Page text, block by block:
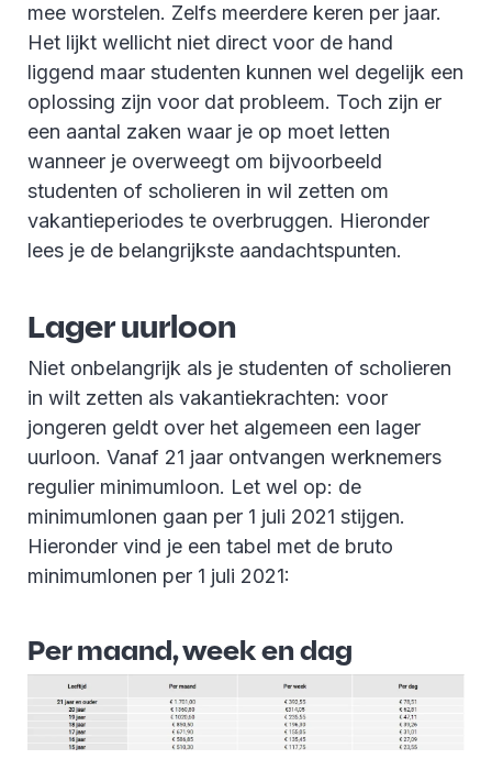
mee worstelen. Zelfs meerdere keren per jaar.
Het lijkt wellicht niet direct voor de hand
liggend maar studenten kunnen wel degelijk een
oplossing zijn voor dat probleem. Toch zijn er
een aantal zaken waar je op moet letten
wanneer je overweegt om bijvoorbeeld
studenten of scholieren in wil zetten om
vakantieperiodes te overbruggen. Hieronder
lees je de belangrijkste aandachtspunten.
Lager uurloon
Niet onbelangrijk als je studenten of scholieren
in wilt zetten als vakantiekrachten: voor
jongeren geldt over het algemeen een lager
uurloon. Vanaf 21 jaar ontvangen werknemers
regulier minimumloon. Let wel op: de
minimumlonen gaan per 1 juli 2021 stijgen.
Hieronder vind je een tabel met de bruto
minimumlonen per 1 juli 2021:
Per maand, week en dag